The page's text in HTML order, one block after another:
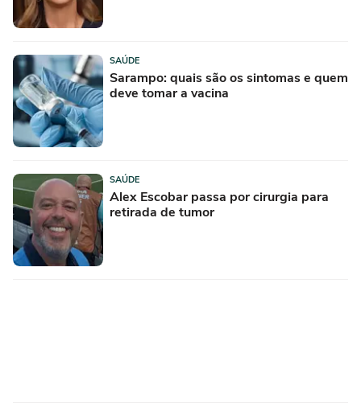
SAÚDE
Sarampo: quais são os sintomas e quem
deve tomar a vacina
SAÚDE
Alex Escobar passa por cirurgia para
retirada de tumor